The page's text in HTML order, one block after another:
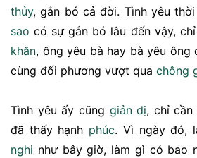
thủy, gắn bó cả đời. Tình yêu
sao có sự gắn bó lâu đến vậy,
khăn, ông yêu bà hay bà yêu ông
cùng đối phương vượt qua chông
Tình yêu ấy cũng giản dị, chỉ cần
đã thấy hạnh phúc. Vì ngày đó,
nghi như bây giờ, làm gì có bao